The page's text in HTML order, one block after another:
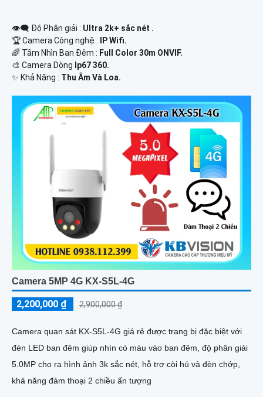
👁️‍🗨 Độ Phân giải : Ultra 2k+ sắc nét .
🏆 Camera Công nghệ :
IP Wifi.
🌈 Tầm Nhìn Ban Đêm : Full Color 30m ONVIF.
🎨 Camera Dòng Ip67 360.
️✨ Khả Năng : Thu Âm Và Loa.
Camera 5MP 4G KX-S5L-4G
2,200,000 ₫ 2,900,000 ₫
Camera quan sát KX-S5L-4G giá rẻ được trang bị đặc biệt với
đèn LED ban đêm giúp nhìn có màu vào ban đêm, độ phân giải
5.0MP cho ra hình ảnh 3k sắc nét, hỗ trợ còi hú và đèn chớp,
khả năng đàm thoại 2 chiều ấn tượng